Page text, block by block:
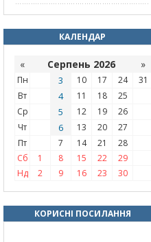
КАЛЕНДАР
« Серпень 2026 »
Пн 3 10 17 24
31
Вт
4 11 18
25
Ср
5 12 19
26
Чт
6 13 20
27
Пт
7 14 21
28
Сб
1 8 15 22
29
Нд
2 9 16 23 30
КОРИСНІ ПОСИЛАННЯ